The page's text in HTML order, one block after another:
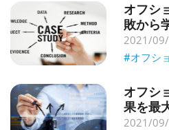
オフシ
敗から
2021/
#オフシ
オフシ
果を最
2021/